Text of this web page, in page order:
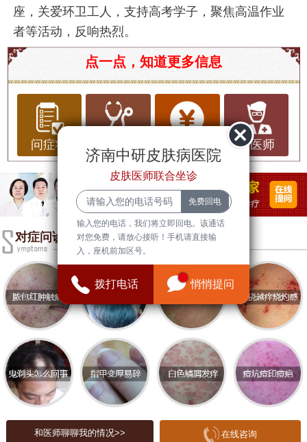
座，关爱环卫工人，支持高考学子，聚焦高温作业
者等活动，反响热烈。
济南皮肤科门诊排名前十
在中国的医疗体系中，济南作为国家的省会，拥有
众多优秀的医疗机构和专业的医疗团队。皮肤科作
为医学的重要分支，涉及到皮肤疾病的诊断、治疗
和预防，受到越来越多人的关注。本文将为您介绍
济南皮肤科门诊排名前十的医院，并提供一些健康
常识和护理建议。
济南医疗水平
济南的医疗水平在全国范围内处于领先地位，拥有
众多正规医院和专业的医疗团队。许多医院设有皮
肤科，配备了出色的医疗设备和技术，能够为患者
提供高质量的医疗服务。医生们通常具有丰富的临
床经验，能够针对不同的皮肤问题提供个性化的治
疗方案。
济南皮肤科门诊排名前十
1. **济南中研皮肤病医院**
- 作为全国知名的医院，中研皮肤病医院的皮肤科在
皮肤病的诊断和治疗方面享有盛誉，尤其在疑难杂
点一点，知道更多信息
问症状 问医师
对症问诊
和医师聊聊我的情况>> 在线咨询
济南中研皮肤病医院
皮肤医师联合坐诊
输入您的电话，我们将立即回电。该通话
对您免费，请放心接听！手机请直接输
入，座机前加区号。
拨打电话 悄悄提问